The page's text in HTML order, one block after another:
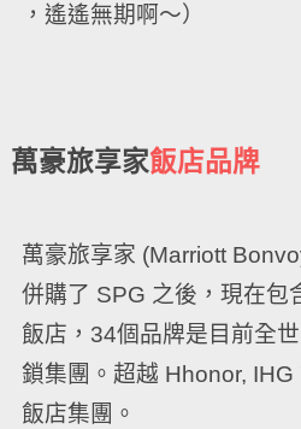
，遙遙無期啊～）
萬豪旅享家飯店品牌
萬豪旅享家 (Marriott
併購了 SPG 之後，現在包
飯店，34個品牌是目前全
鎖集團。超越 Hhonor,
飯店集團。